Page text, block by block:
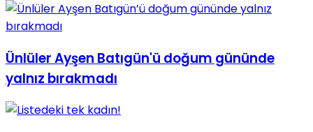
Ünlüler Ayşen Batıgün'ü doğum gününde
yalnız bırakmadı